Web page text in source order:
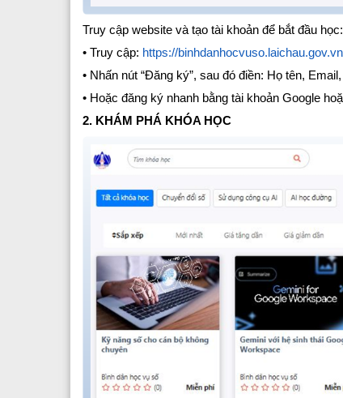
Truy cập website và tạo tài khoản để bắt đầu học:
• Truy cập: https://
• Nhấn nút “Đăng ký”, sau đó điền: Họ tên,
• Hoặc đăng ký nhanh bằng tài khoản Google
2. KHÁM PHÁ KHÓA HỌC